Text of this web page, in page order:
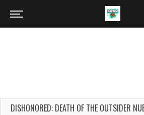
DISHONORED: DEATH OF THE OUTSIDER